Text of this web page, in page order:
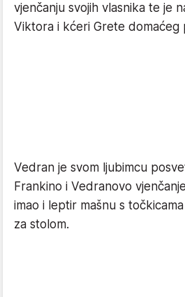
vjenčanju svojih vlasnika te je
Viktora i kćeri Grete domaćeg
Vedran je svom ljubimcu
Frankino i Vedranovo
imao i leptir mašnu s
za stolom.